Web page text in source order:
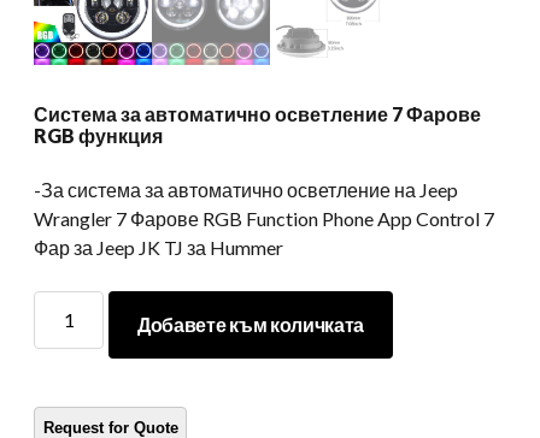
Система за автоматично осветление 7 Фарове
RGB функция
-За система за автоматично осветление на Jeep
Wrangler 7 Фарове RGB Function Phone App Control 7
Фар за Jeep JK TJ за Hummer
автоматично
Добавете към количката